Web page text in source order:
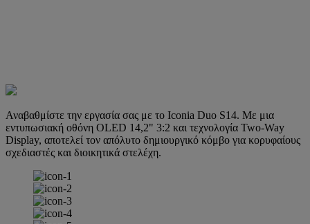
Αναβαθμίστε την εργασία σας με το Iconia Duo S14. Με μια
εντυπωσιακή οθόνη OLED 14,2" 3:2 και τεχνολογία Two-Way
Display, αποτελεί τον απόλυτο δημιουργικό κόμβο για κορυφαίους
σχεδιαστές και διοικητικά στελέχη.